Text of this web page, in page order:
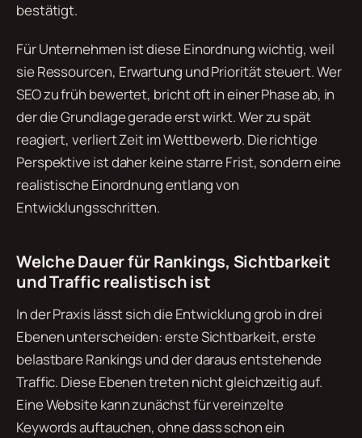
bestätigt.
Für Unternehmen ist diese Einordnung wichtig, weil
sie Ressourcen, Erwartung und Priorität steuert. Wer
SEO zu früh bewertet, bricht oft in einer Phase ab, in
der die Grundlage gerade erst wirkt. Wer zu spät
reagiert, verliert Zeit im Wettbewerb. Die richtige
Perspektive ist daher keine starre Frist, sondern eine
realistische Einordnung entlang von
Entwicklungsschritten.
Welche Dauer für Rankings, Sichtbarkeit
und Traffic realistisch ist
In der Praxis lässt sich die Entwicklung grob in drei
Ebenen unterscheiden: erste Sichtbarkeit, erste
belastbare Rankings und der daraus entstehende
Traffic. Diese Ebenen treten nicht gleichzeitig auf.
Eine Website kann zunächst für vereinzelte
Keywords auftauchen, ohne dass schon ein